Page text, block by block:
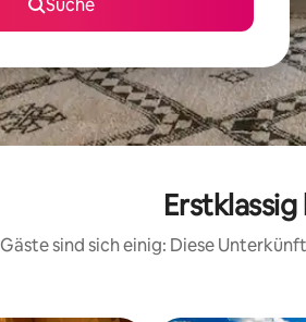
Suche
Gäste sind sich einig: Diese